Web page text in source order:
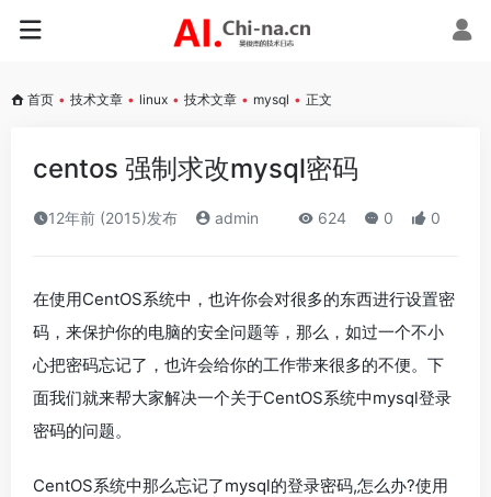
首页 • 技术文章 • linux • 技术文章 • mysql • 正文
centos 强制求改mysql密码
12年前 (2015)发布 admin 624 0 0
在使用CentOS系统中，也许你会对很多的东西进行设置密
码，来保护你的电脑的安全问题等，那么，如过一个不小
心把密码忘记了，也许会给你的工作带来很多的不便。下
面我们就来帮大家解决一个关于CentOS系统中mysql登录
密码的问题。
CentOS系统中那么忘记了mysql的登录密码,怎么办?使用